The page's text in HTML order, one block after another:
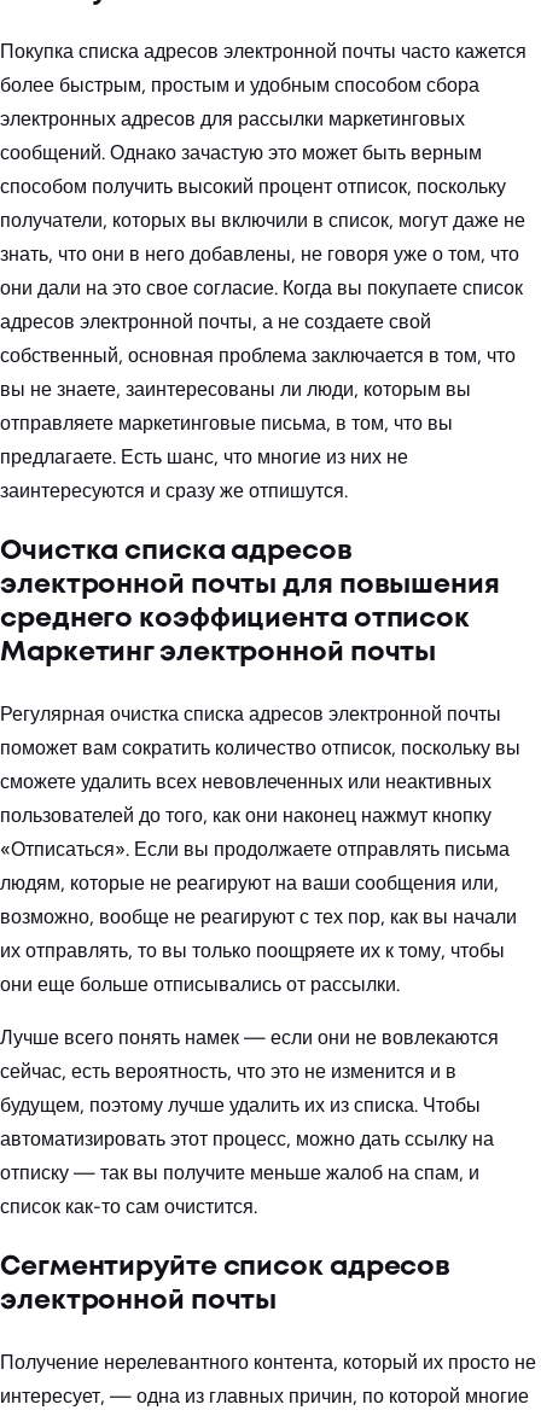
Покупка списка адресов электронной почты часто кажется
более быстрым, простым и удобным способом сбора
электронных адресов для рассылки маркетинговых
сообщений. Однако зачастую это может быть верным
способом получить высокий процент отписок, поскольку
получатели, которых вы включили в список, могут даже не
знать, что они в него добавлены, не говоря уже о том, что
они дали на это свое согласие. Когда вы покупаете список
адресов электронной почты, а не создаете свой
собственный, основная проблема заключается в том, что
вы не знаете, заинтересованы ли люди, которым вы
отправляете маркетинговые письма, в том, что вы
предлагаете. Есть шанс, что многие из них не
заинтересуются и сразу же отпишутся.
Очистка списка адресов
электронной почты для повышения
среднего коэффициента отписок
Маркетинг электронной почты
Регулярная очистка списка адресов электронной почты
поможет вам сократить количество отписок, поскольку вы
сможете удалить всех невовлеченных или неактивных
пользователей до того, как они наконец нажмут кнопку
«Отписаться». Если вы продолжаете отправлять письма
людям, которые не реагируют на ваши сообщения или,
возможно, вообще не реагируют с тех пор, как вы начали
их отправлять, то вы только поощряете их к тому, чтобы
они еще больше отписывались от рассылки.
Лучше всего понять намек — если они не вовлекаются
сейчас, есть вероятность, что это не изменится и в
будущем, поэтому лучше удалить их из списка. Чтобы
автоматизировать этот процесс, можно дать ссылку на
отписку — так вы получите меньше жалоб на спам, и
список как-то сам очистится.
Сегментируйте список адресов
электронной почты
Получение нерелевантного контента, который их просто не
интересует, — одна из главных причин, по которой многие